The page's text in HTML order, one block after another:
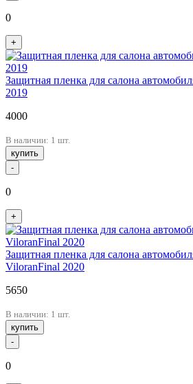
0
+
Защитная пленка для салона
2019
4000
В наличии: 1 шт.
купить
-
0
+
Защитная пленка для салона
ViloranFinal 2020
5650
В наличии: 1 шт.
купить
-
0